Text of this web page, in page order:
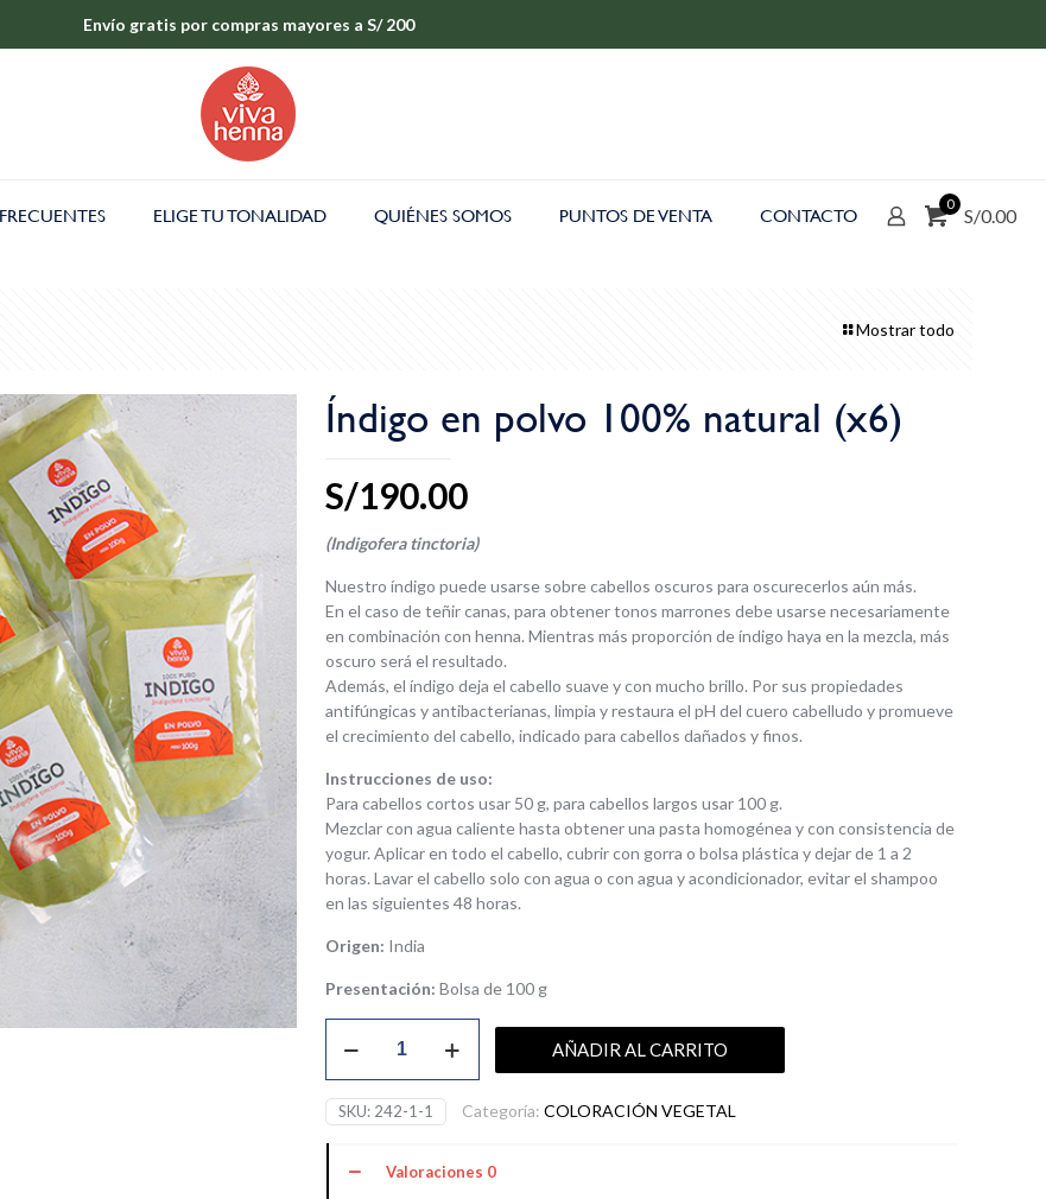
Envío gratis por compras mayores a S/ 200
ELIGE TU TONALIDAD QUIÉNES SOMOS PUNTOS DE VENTA CONTACTO
0
S/0.00
Mostrar todo
Índigo en polvo 100% natural (x6)
S/190.00
(Indigofera tinctoria)
Nuestro índigo puede usarse sobre cabellos oscuros para oscurecerlos aún más.
En el caso de teñir canas, para obtener tonos marrones debe usarse necesariamente
en combinación con henna. Mientras más proporción de índigo haya en la mezcla, más
oscuro será el resultado.
Además, el índigo deja el cabello suave y con mucho brillo. Por sus propiedades
antifúngicas y antibacterianas, limpia y restaura el pH del cuero cabelludo y promueve
el crecimiento del cabello, indicado para cabellos dañados y finos.
Instrucciones de uso:
Para cabellos cortos usar 50 g, para cabellos largos usar 100 g.
Mezclar con agua caliente hasta obtener una pasta homogénea y con consistencia de
yogur. Aplicar en todo el cabello, cubrir con gorra o bolsa plástica y dejar de 1 a 2
horas. Lavar el cabello solo con agua o con agua y acondicionador, evitar el shampoo
en las siguientes 48 horas.
Origen: India
Presentación: Bolsa de 100 g
polvo
100%
natural
cantidad
AÑADIR AL CARRITO
SKU: 242-1-1 Categoría: COLORACIÓN VEGETAL
Valoraciones 0